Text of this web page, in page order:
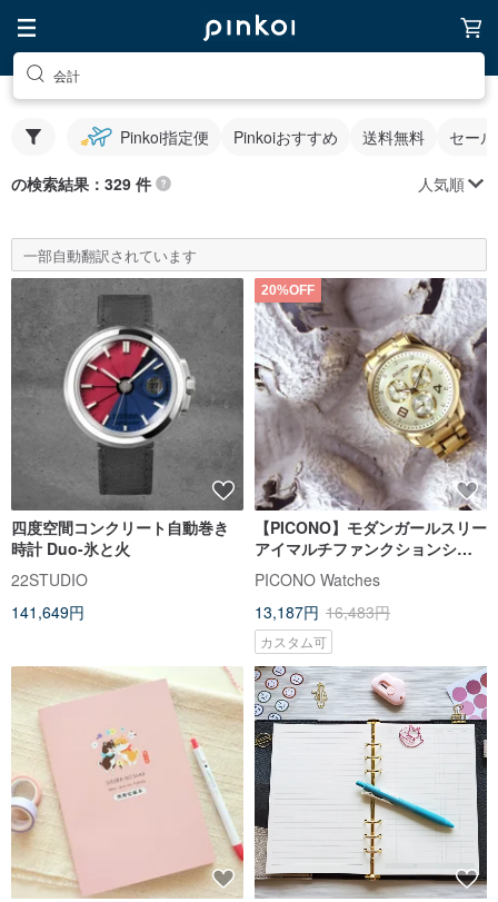
会計
Pinkoi指定便 Pinkoiおすすめ 送料無料 セー
の検索結果：329 件 人気順
一部自動翻訳されています
四度空間コンクリート自動巻き
時計 Duo-氷と火
22STUDIO
141,649円
20%OFF
【PICONO】モダンガールスリー
アイマルチファンクションシリ
ーズウォッチ/ SF-22802
PICONO Watches
13,187円 16,483円
カスタム可